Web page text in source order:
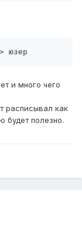
юзер
и много чего
расписывал как
будет полезно.